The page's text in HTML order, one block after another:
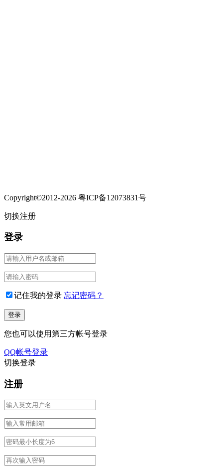
Copyright©2012-2026 粤ICP备12073831号
切换注册
登录
记住我的登录 忘记密码？
您也可以使用第三方帐号登录
QQ帐号登录
切换登录
注册